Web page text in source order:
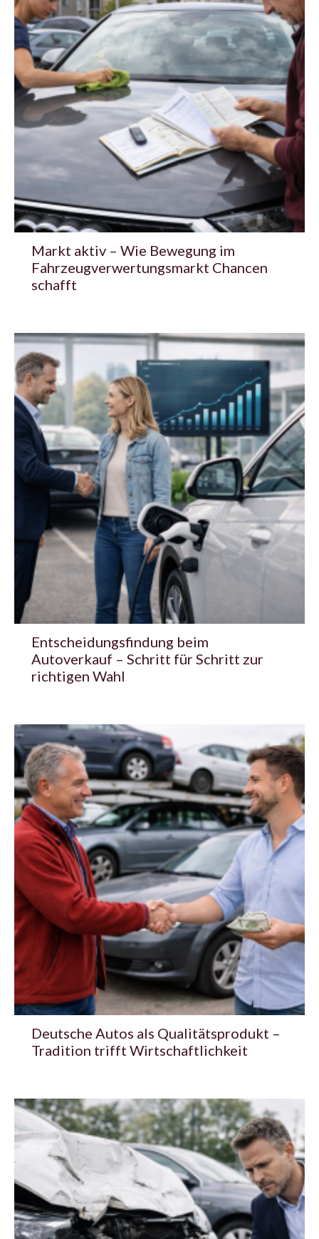
Markt aktiv – Wie Bewegung im
Fahrzeugverwertungsmarkt Chancen
schafft
Entscheidungsfindung beim
Autoverkauf – Schritt für Schritt zur
richtigen Wahl
Deutsche Autos als Qualitätsprodukt –
Tradition trifft Wirtschaftlichkeit